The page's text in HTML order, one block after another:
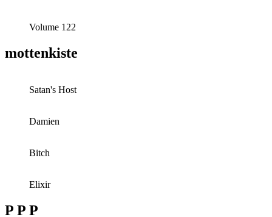
Volume 122
mottenkiste
Satan's Host
Damien
Bitch
Elixir
P P P